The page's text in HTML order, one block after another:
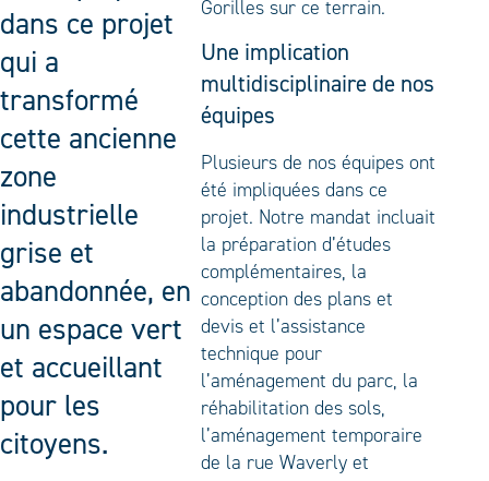
dans ce projet
qui a
transformé
cette ancienne
zone
industrielle
grise et
abandonnée, en
un espace vert
et accueillant
pour les
citoyens.
Gorilles sur ce terrain.
Une implication
multidisciplinaire de nos
équipes
Plusieurs de nos équipes ont
été impliquées dans ce
projet. Notre mandat incluait
la préparation d’études
complémentaires, la
conception des plans et
devis et l’assistance
technique pour
l’aménagement du parc, la
réhabilitation des sols,
l’aménagement temporaire
de la rue Waverly et